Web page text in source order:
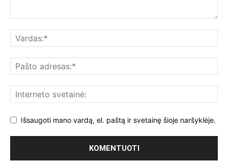
Išsaugoti mano vardą, el. paštą ir svetainę šioje naršyklėje.